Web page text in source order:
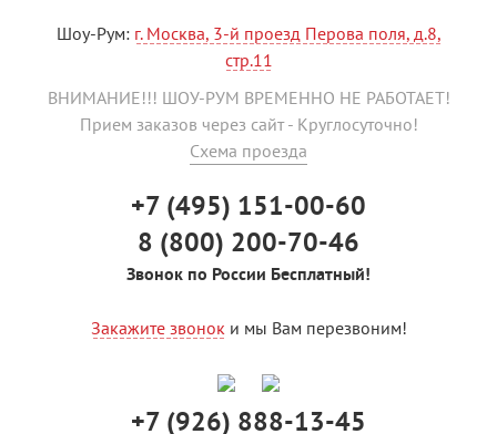
Шоу-Рум: г. Москва, 3-й проезд Перова поля, д.8,
стр.11
ВНИМАНИЕ!!! ШОУ-РУМ ВРЕМЕННО НЕ РАБОТАЕТ!
Прием заказов через сайт - Круглосуточно!
Схема проезда
+7 (495) 151-00-60
8 (800) 200-70-46
Звонок по России Бесплатный!
Закажите звоноки мы Вам перезвоним!
+7 (926) 888-13-45